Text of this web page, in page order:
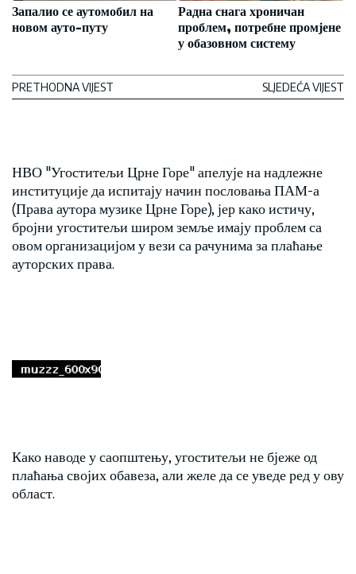
Запалио се аутомобил на
новом ауто-путу
PRETHODNA VIJEST
Радна снага хроничан
проблем, потребне промјене
у обазовном систему
SLJEDEĆA VIJEST
НВО "Угоститељи Црне Горе" апелује на надлежне
институције да испитају начин пословања ПАМ-а
(Права аутора музике Црне Горе), јер како истичу,
бројни угоститељи широм земље имају проблем са
овом организацијом у вези са рачунима за плаћање
ауторских права.
Како наводе у саопштењу, угоститељи не бјеже од
плаћања својих обавеза, али желе да се уведе ред у ову
област.